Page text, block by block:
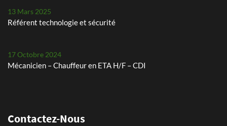
13 Mars 2025
Référent technologie et sécurité
17 Octobre 2024
Mécanicien – Chauffeur en ETA H/F – CDI
Contactez-Nous